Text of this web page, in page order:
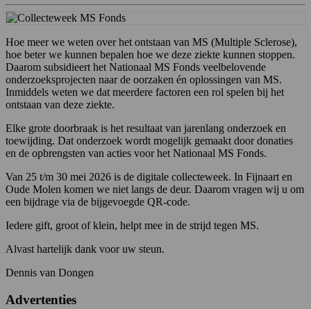
Hoe meer we weten over het ontstaan van MS (Multiple Sclerose),
hoe beter we kunnen bepalen hoe we deze ziekte kunnen stoppen.
Daarom subsidieert het Nationaal MS Fonds veelbelovende
onderzoeksprojecten naar de oorzaken én oplossingen van MS.
Inmiddels weten we dat meerdere factoren een rol spelen bij het
ontstaan van deze ziekte.
Elke grote doorbraak is het resultaat van jarenlang onderzoek en
toewijding. Dat onderzoek wordt mogelijk gemaakt door donaties
en de opbrengsten van acties voor het Nationaal MS Fonds.
Van 25 t/m 30 mei 2026 is de digitale collecteweek. In Fijnaart en
Oude Molen komen we niet langs de deur. Daarom vragen wij u om
een bijdrage via de bijgevoegde QR-code.
Iedere gift, groot of klein, helpt mee in de strijd tegen MS.
Alvast hartelijk dank voor uw steun.
Dennis van Dongen
Advertenties